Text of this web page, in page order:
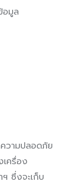
อมูล
วามปลอดภัย
ครื่อง
ซึ่งจะเก็บ